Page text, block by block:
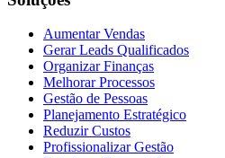
Aumentar Vendas
Gerar Leads Qualificados
Organizar Finanças
Melhorar Processos
Gestão de Pessoas
Planejamento Estratégico
Reduzir Custos
Profissionalizar Gestão